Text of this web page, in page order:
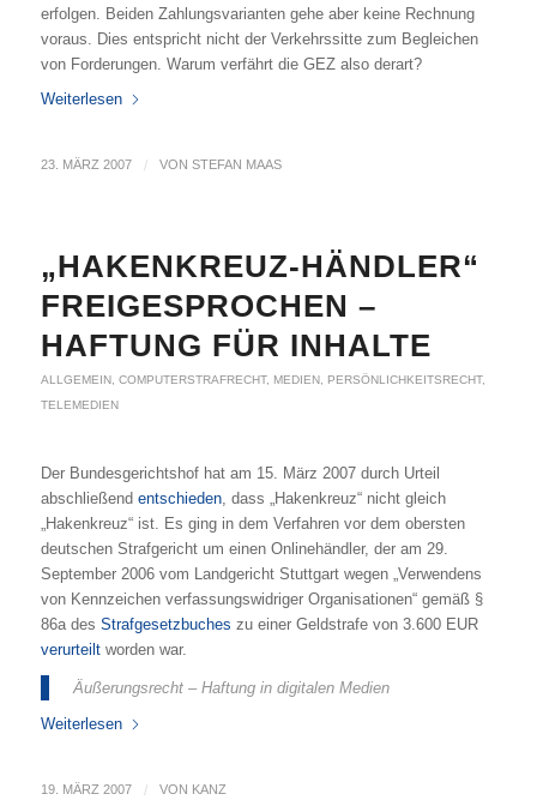
erfolgen. Beiden Zahlungsvarianten gehe aber keine Rechnung
voraus. Dies entspricht nicht der Verkehrssitte zum Begleichen
von Forderungen. Warum verfährt die GEZ also derart?
Weiterlesen
23. MÄRZ 2007 / VON STEFAN MAAS
„HAKENKREUZ-HÄNDLER“
FREIGESPROCHEN –
HAFTUNG FÜR INHALTE
ALLGEMEIN, COMPUTERSTRAFRECHT, MEDIEN, PERSÖNLICHKEITSRECHT,
TELEMEDIEN
Der Bundesgerichtshof hat am 15. März 2007 durch Urteil
abschließend entschieden, dass „Hakenkreuz“ nicht gleich
„Hakenkreuz“ ist. Es ging in dem Verfahren vor dem obersten
deutschen Strafgericht um einen Onlinehändler, der am 29.
September 2006 vom Landgericht Stuttgart wegen „Verwendens
von Kennzeichen verfassungswidriger Organisationen“ gemäß §
86a des Strafgesetzbuches zu einer Geldstrafe von 3.600 EUR
verurteiltworden war.
Äußerungsrecht – Haftung in digitalen Medien
Weiterlesen
19. MÄRZ 2007 / VON KANZ